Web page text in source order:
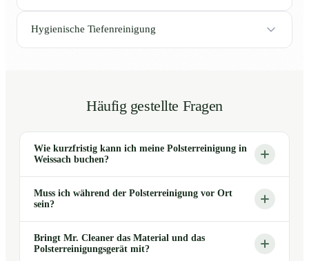
Hygienische Tiefenreinigung
Häufig gestellte Fragen
Wie kurzfristig kann ich meine Polsterreinigung in
Weissach buchen?
Muss ich während der Polsterreinigung vor Ort
sein?
Bringt Mr. Cleaner das Material und das
Polsterreinigungsgerät mit?